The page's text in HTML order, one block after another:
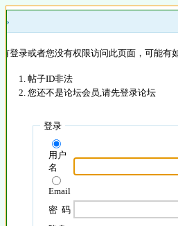
»
登录或者您没有权限访问此页面，可能有
帖子ID非法
您还不是论坛会员,请先登录论坛
登录
用户
名
Email
密 码